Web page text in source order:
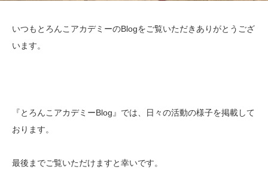
いつもとろんこアカデミーのBlogをご覧いただきありがとうござ
います。
『とろんこアカデミーBlog』では、日々の活動の様子を掲載して
おります。
最後までご覧いただけますと幸いです。